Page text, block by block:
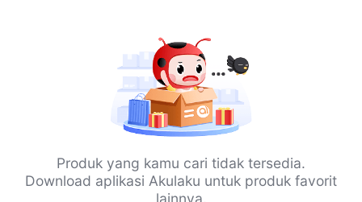
Produk yang kamu cari tidak tersedia.
Download aplikasi Akulaku untuk produk favorit
lainnya.